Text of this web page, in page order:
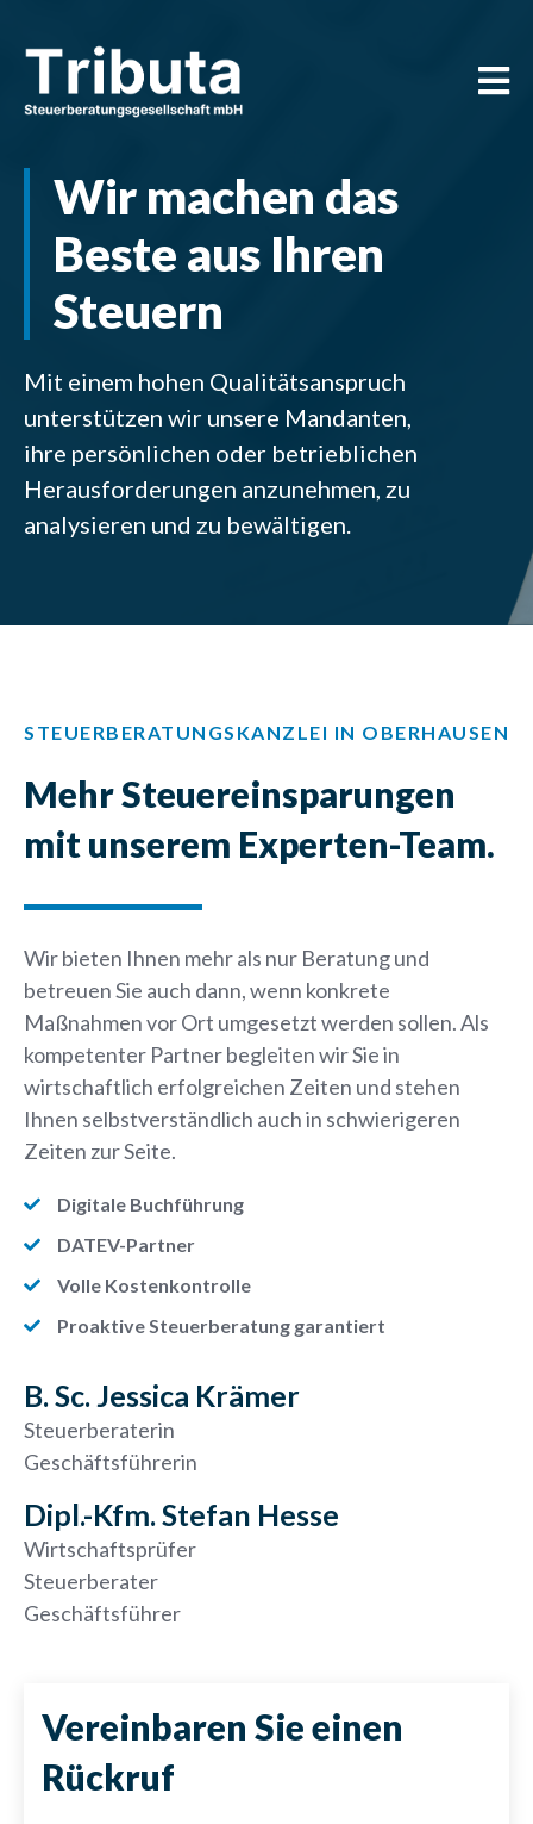
Wir machen das
Beste aus Ihren
Steuern
Mit einem hohen Qualitätsanspruch
unterstützen wir unsere Mandanten,
ihre persönlichen oder betrieblichen
Herausforderungen anzunehmen, zu
analysieren und zu bewältigen.
STEUERBERATUNGSKANZLEI IN OBERHAUSEN
Mehr Steuereinsparungen
mit unserem Experten-Team.
Wir bieten Ihnen mehr als nur Beratung und
betreuen Sie auch dann, wenn konkrete
Maßnahmen vor Ort umgesetzt werden sollen. Als
kompetenter Partner begleiten wir Sie in
wirtschaftlich erfolgreichen Zeiten und stehen
Ihnen selbstverständlich auch in schwierigeren
Zeiten zur Seite.
Digitale Buchführung
DATEV-Partner
Volle Kostenkontrolle
Proaktive Steuerberatung garantiert
B. Sc. Jessica Krämer
Steuerberaterin
Geschäftsführerin
Dipl.-Kfm. Stefan Hesse
Wirtschaftsprüfer
Steuerberater
Geschäftsführer
Vereinbaren Sie einen
Rückruf